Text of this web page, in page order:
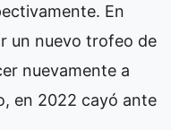
En
un nuevo trofeo de
nuevamente a
en 2022 cayó ante